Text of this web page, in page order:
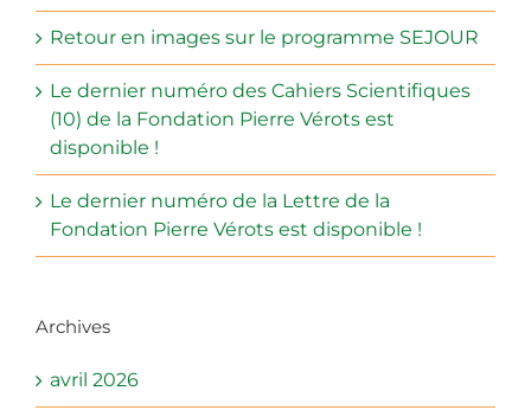
Retour en images sur le programme SEJOUR
Le dernier numéro des Cahiers Scientifiques
(10) de la Fondation Pierre Vérots est
disponible !
Le dernier numéro de la Lettre de la
Fondation Pierre Vérots est disponible !
Archives
avril 2026